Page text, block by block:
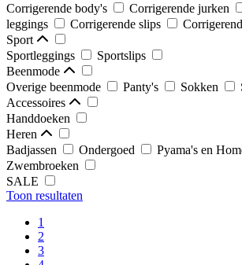
Corrigerende body's
Corrigerende jurken
leggings
Corrigerende slips
Sport
Sportleggings
Sportslips
Beenmode
Overige beenmode
Panty's Sokken
Accessoires
Handdoeken
Heren
Badjassen
Ondergoed Pyama's en
Zwembroeken
SALE
Toon resultaten
1
2
3